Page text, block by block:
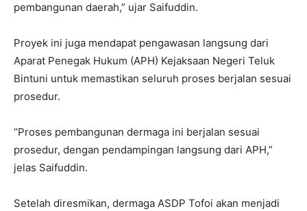
pembangunan daerah,” ujar Saifuddin.
Proyek ini juga mendapat pengawasan langsung dari
Aparat Penegak Hukum (APH) Kejaksaan Negeri Teluk
Bintuni untuk memastikan seluruh proses berjalan sesuai
prosedur.
“Proses pembangunan dermaga ini berjalan sesuai
prosedur, dengan pendampingan langsung dari APH,”
jelas Saifuddin.
Setelah diresmikan, dermaga ASDP Tofoi akan menjadi